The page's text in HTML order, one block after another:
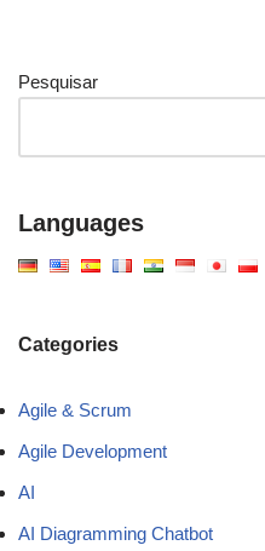
Pesquisar
Languages
Categories
Agile & Scrum
Agile Development
AI
AI Diagramming Chatbot